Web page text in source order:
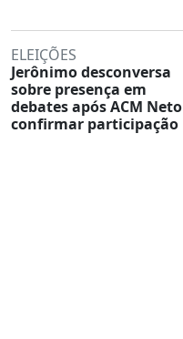
ELEIÇÕES
Jerônimo desconversa
sobre presença em
debates após ACM Neto
confirmar participação